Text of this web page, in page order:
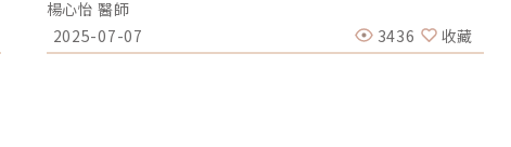
法是前往診所諮詢，讓專業醫師評估你的情況，並制定最適合
你的治療方案。為何使用電／音波療程後效果不如預期？
EMFACE®的推出填補了臉部抗衰老治療的重要缺口，然而，
現代求美者所面臨的主要挑戰之一，是在眾多選擇中做出明智
紋路的真實身份，叫做「淚溝」。由於它的位置緊鄰眼袋，造
成有不少人會把它誤認成「眼袋」，但如果你直接把它當作眼
袋來處理，往往很難達到理想的治療效果。那該如何分辨眼袋
楊心怡 醫師
2025-07-07
3436 收藏